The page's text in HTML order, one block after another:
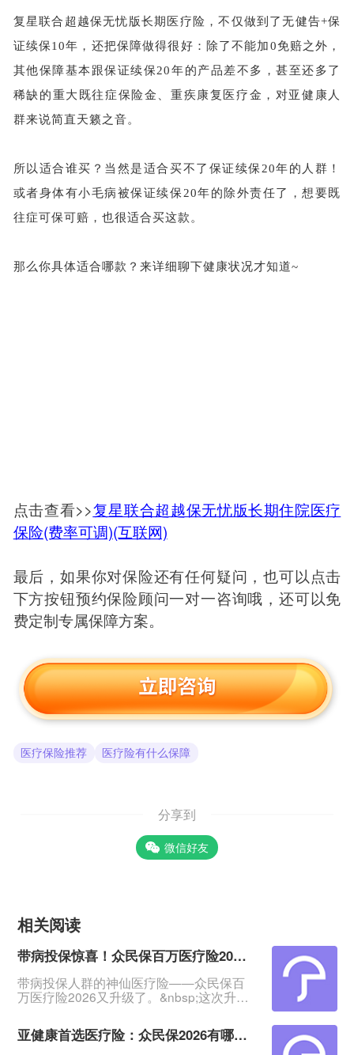
复星联合超越保无忧版长期医疗险，不仅做到了无健告+保
证续保10年，还把保障做得很好：除了不能加0免赔之外，
其他保障基本跟保证续保20年的产品差不多，甚至还多了
稀缺的重大既往症保险金、重疾康复医疗金，对亚健康人
群来说简直天籁之音。
所以适合谁买？当然是适合买不了保证续保20年的人群！
或者身体有小毛病被保证续保20年的除外责任了，想要既
往症可保可赔，也很适合买这款。
那么你具体适合哪款？来详细聊下健康状况才知道~
点击查看>>复星联合超越保无忧版长期住院医疗
保险(费率可调)(互联网)
最后，如果你对保险还有任何疑问，也可以点击
下方按钮预约保险顾问一对一咨询哦，还可以免
费定制专属保障方案。
医疗保险推荐 医疗险有什么保障
分享到
微信好友
相关阅读
带病投保惊喜！众民保百万医疗险2026五大亮点
带病投保人群的神仙医疗险——众民保百
万医疗险2026又升级了。&nbsp;这次升
万；增加康复医疗责任、慢病原研药/进口
药线上直赔、严重既往症保障等。&nbsp;
亚健康首选医疗险：众民保2026有哪些亮点